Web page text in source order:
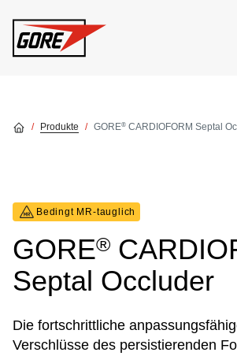
Produkte GORE® CARDIOFORM Septal
Bedingt MR‑tauglich
GORE®
Septal Occluder
Die fortschrittliche
Verschlüsse des persistierenden